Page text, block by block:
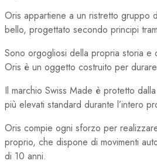
Oris appartiene a un ristretto gruppo
bello, progettato secondo principi
Sono orgogliosi della propria storia e
Oris è un oggetto costruito per
Il marchio Swiss Made è protetto
più elevati standard durante l’intero
Oris compie ogni sforzo per
proprio, che dispone di movimenti
di 10 anni.